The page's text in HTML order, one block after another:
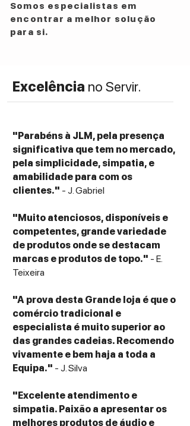
Somos especialistas em
encontrar a melhor solução
para si.
Excelência no Servir.
"Parabéns à JLM, pela presença
significativa que tem no mercado,
pela simplicidade, simpatia, e
amabilidade para com os
clientes." - J. Gabriel
"Muito atenciosos, disponíveis e
competentes, grande variedade
de produtos onde se destacam
marcas e produtos de topo." - E.
Teixeira
"A prova desta Grande loja é que o
comércio tradicional e
especialista é muito superior ao
das grandes cadeias. Recomendo
vivamente e bem haja a toda a
Equipa." - J. Silva
"Excelente atendimento e
simpatia. Paixão a apresentar os
melhores produtos de áudio e